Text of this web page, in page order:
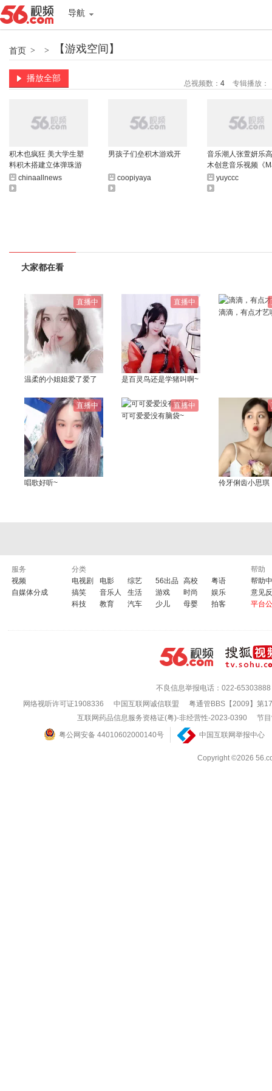
导航
首页 > > 【游戏空间】
播放全部
总视频数： 4 专辑播放：
积木也疯狂 美大学生塑
料积木搭建立体弹珠游
戏 chinaallnews
男孩子们垒积木游戏开
coopiyaya
音乐潮人张萱妍乐
木创意音乐视频《
Youyuyccc
大家都在看
直播中
温柔的小姐姐爱了爱了
直播中
是百灵鸟还是学猪叫啊~
滴滴，有点才艺
直播中
唱歌好听~
直播中
可可爱爱没有脑袋~
伶牙俐齿小思琪
服务
视频
自媒体分成
分类
电视剧
电影 综艺 56出品 高校
粤语
搞笑
音乐人 生活 游戏 时尚
娱乐
科技
教育 汽车 少儿 母婴 拍客
帮助
帮助
意见
平台
不良信息举报电话：022-65303888
网络视听许可证1908336
中国互联网诚信联盟
粤通管BBS【2009】第
互联网药品信息服务资格证(粤)-非经营性-2023-0390
节
粤公网安备 44010602000140号
中国互联网举报中心
Copyright ©2026